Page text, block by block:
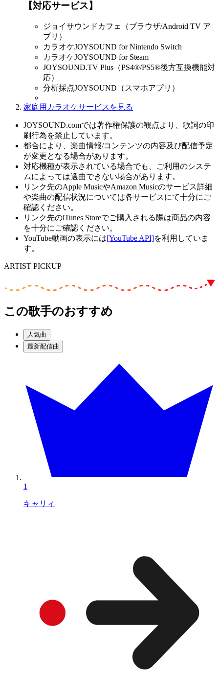
【対応サービス】
ジョイサウンドカフェ（ブラウザ/Android TV ア
プリ）
カラオケJOYSOUND for Nintendo Switch
カラオケJOYSOUND for Steam
JOYSOUND.TV Plus（PS4®/PS5®後方互換機能対
応）
分析採点JOYSOUND（スマホアプリ）
家庭用カラオケサービスを見る
JOYSOUND.comでは著作権保護の観点より、歌詞の印
刷行為を禁止しています。
都合により、楽曲情報/コンテンツの内容及び配信予定
が変更となる場合があります。
対応機種が表示されている場合でも、ご利用のシステ
ムによっては選曲できない場合があります。
リンク先のApple MusicやAmazon Musicのサービス詳細
や楽曲の配信状況については各サービスにて十分にご
確認ください。
リンク先のiTunes Storeでご購入される際は商品の内容
を十分にご確認ください。
YouTube動画の表示には[YouTube API]を利用していま
す。
ARTIST PICKUP
この歌手のおすすめ
人気曲
最新配信曲
1
キャリィ